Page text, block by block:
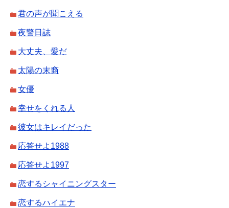
君の声が聞こえる
夜警日誌
大丈夫、愛だ
太陽の末裔
女優
幸せをくれる人
彼女はキレイだった
応答せよ1988
応答せよ1997
恋するシャイニングスター
恋するハイエナ